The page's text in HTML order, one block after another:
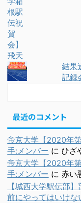
結果
記録
最近のコメント
帝京大学【2020年
手:メンバー に ひざ
帝京大学【2020年
手:メンバー に 赤い
【城西大学駅伝部
前にやってはいけな